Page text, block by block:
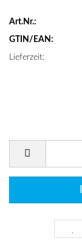
Art.Nr.:
GTIN/EAN:
Lieferzeit: